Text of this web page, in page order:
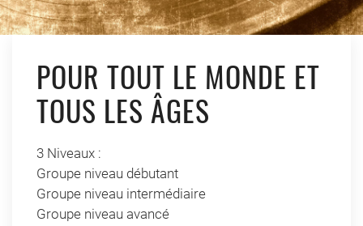
POUR TOUT LE MONDE ET
TOUS LES ÂGES
3 Niveaux :
Groupe niveau débutant
Groupe niveau intermédiaire
Groupe niveau avancé